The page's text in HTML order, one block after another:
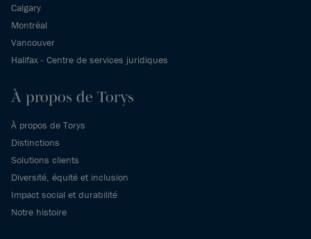
Calgary
Montréal
Vancouver
Halifax - Centre de services juridiques
À propos de Torys
À propos de Torys
Distinctions
Solutions clients
Diversité, équité et inclusion
Impact social et durabilité
Notre histoire